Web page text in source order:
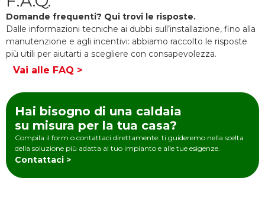
Domande frequenti? Qui trovi le risposte.
Dalle informazioni tecniche ai dubbi sull’installazione, fino alla
manutenzione e agli incentivi: abbiamo raccolto le risposte
più utili per aiutarti a scegliere con consapevolezza.
Vai alle FAQ >
Hai bisogno di una caldaia
su misura per la tua casa?
Compila il form o contattaci direttamente: ti guideremo nella scelta
della soluzione più adatta al tuo impianto e alle tue esigenze.
Contattaci >